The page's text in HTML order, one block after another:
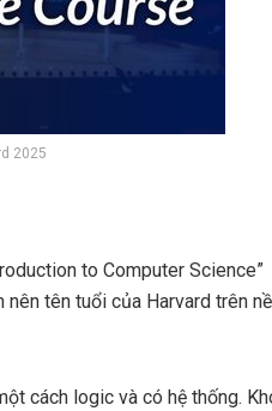
2025
to Computer Science”
tên tuổi của Harvard trên
cách logic và có hệ thống.